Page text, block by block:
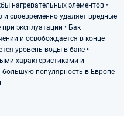
нагревательных элементов •
и своевременно удаляет вредные
эксплуатации • Бак
и освобождается в конце
уровень воды в баке •
характеристиками и
популярность в Европе